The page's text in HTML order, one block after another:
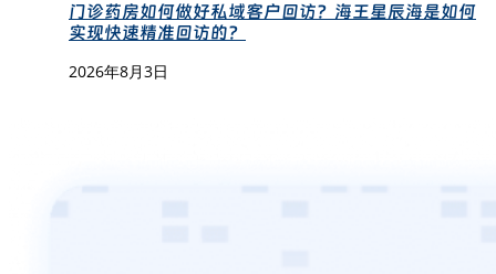
门诊药房如何做好私域客户回访？海王星辰海是如何
实现快速精准回访的？
2026年8月3日